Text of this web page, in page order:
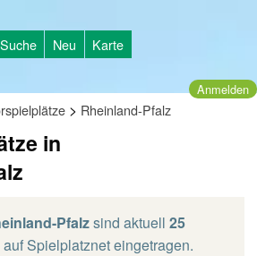
Suche Neu Karte
Anmelden
> Rheinland-Pfalz
in
Pfalzsind aktuell 25
auf Spielplatznet eingetragen.